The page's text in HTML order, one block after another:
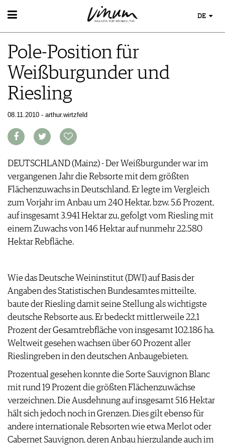
WEIN
WEINSUCHE
GUIDE WEINGÜTER
WINETRADECLUB
WINZER
WEINE DES MONATS
TRINKREIFETABELLE
CLUB LES DOMAINES
WEINWISSEN
WEINREGIONEN
WEINGESCHICHTE
TIPPS & TRICKS
NEWS
EVENTS
EVENTKALENDER
EVENT-BILDER
ESSEN & TRINKEN
FOOD PAIRING TIPPS
FOOD PAIRING TABELLE
KULINARIK
HOTSPOTS
WEINREISEN
REPORTAGEN
WINEGUIDES
KLARTEXT
EXTRAS
ABO
ARCHIV
VORTEILSWELT
MEDIATHEK
APPS
BILDSTRECKEN
NEWS
WEINWIRTSCHAFT
WEINSZENE
PORTRAITS
VINOPHILES
ARCHIV
AWARDS
GEWINNSPIELE
VORTEILSWELT
TRINKREIFETABELLE
ABO
WEINSUCHE
WINE TRADE CLUB
WERBUNG
DE
Pole-Position für
Weißburgunder und
Riesling
08.11.2010 - arthur.wirtzfeld
DEUTSCHLAND (Mainz) - Der Weißburgunder war im
vergangenen Jahr die Rebsorte mit dem größten
Flächenzuwachs in Deutschland. Er legte im Vergleich
zum Vorjahr im Anbau um 240 Hektar, bzw. 5,6 Prozent,
auf insgesamt 3.941 Hektar zu, gefolgt vom Riesling mit
einem Zuwachs von 146 Hektar auf nunmehr 22.580
Hektar Rebfläche.
Wie das Deutsche Weininstitut (DWI) auf Basis der
Angaben des Statistischen Bundesamtes mitteilte,
baute der Riesling damit seine Stellung als wichtigste
deutsche Rebsorte aus. Er bedeckt mittlerweile 22,1
Prozent der Gesamtrebfläche von insgesamt 102.186 ha.
Weltweit gesehen wachsen über 60 Prozent aller
Rieslingreben in den deutschen Anbau­gebieten.
Prozentual gesehen konnte die Sorte Sauvignon Blanc
mit rund 19 Prozent die größten Flächenzuwächse
verzeichnen. Die Ausdehnung auf insgesamt 516 Hektar
hält sich jedoch noch in Grenzen. Dies gilt ebenso für
andere inter­nationale Rebsorten wie etwa Merlot oder
Cabernet Sauvignon, deren Anbau hierzulande auch im